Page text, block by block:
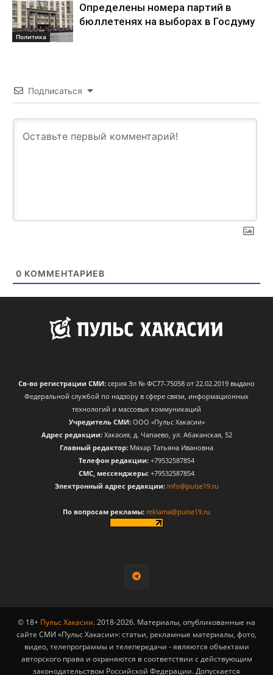
Политика
Определены номера партий в
бюллетенях на выборах в Госдуму
Подписаться
0 КОММЕНТАРИЕВ
Св-во регистрации СМИ: серия Эл № ФС77-75058 от 22.02.2019 выдано
Федеральной службой по надзору в сфере связи, информационных
технологий и массовых коммуникаций
Учредитель СМИ:ООО «Пульс Хакасии»
Адрес редакции:Хакасия, д. Чапаево, ул. Абаканская, 52
Главный редактор: Мяхар Татьяна Ивановна
Телефон редакции: +79532587854
CМС, мессенджеры: +79532587854
Электронный адрес редакции: info@pulse19.ru
По вопросам рекламы: reklama@pulse19.ru
© 18+ Пульс Хакасии. 2018-2026. Материалы, опубликованные на
сайте СМИ «Пульс Хакасии»: статьи, рекламные материалы, фото,
видео, телепрограммы и телепередачи - являются объектами
авторского права и охраняются в соответствии с действующим
законодательством Российской Федерации. Допускается